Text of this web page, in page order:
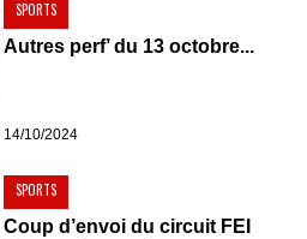
SPORTS
Autres perf’ du 13 octobre...
14/10/2024
SPORTS
Coup d’envoi du circuit FEI